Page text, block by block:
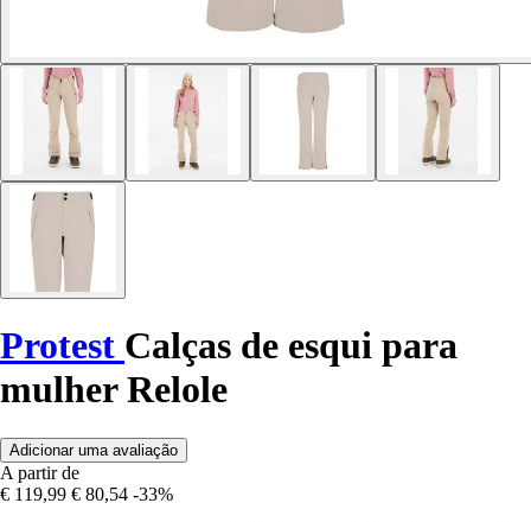
Protest Calças de esqui para
mulher Relole
Adicionar uma avaliação
A partir de
€ 119,99 € 80,54 -33%